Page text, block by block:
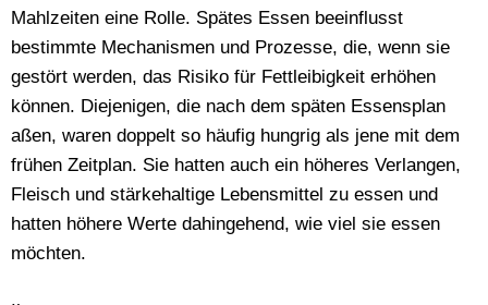
Mahlzeiten eine Rolle. Spätes Essen beeinflusst
bestimmte Mechanismen und Prozesse, die, wenn sie
gestört werden, das Risiko für Fettleibigkeit erhöhen
können. Diejenigen, die nach dem späten Essensplan
aßen, waren doppelt so häufig hungrig als jene mit dem
frühen Zeitplan. Sie hatten auch ein höheres Verlangen,
Fleisch und stärkehaltige Lebensmittel zu essen und
hatten höhere Werte dahingehend, wie viel sie essen
möchten.